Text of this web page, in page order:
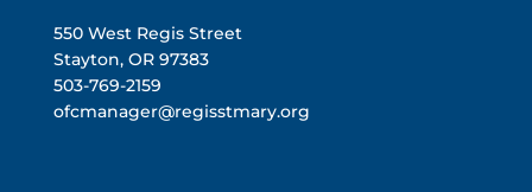
550 West Regis Street
Stayton, OR 97383
503-769-2159
ofcmanager@regisstmary.org